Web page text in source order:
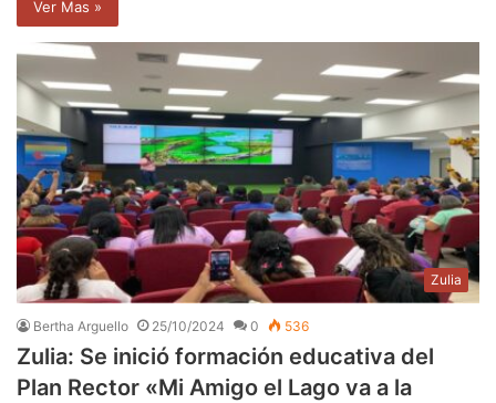
Ver Mas »
Zulia
Bertha Arguello 25/10/2024 0 536
Zulia: Se inició formación educativa del
Plan Rector «Mi Amigo el Lago va a la